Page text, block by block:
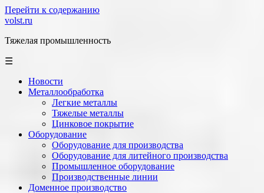
Перейти к содержанию
volst.ru
Тяжелая промышленность
☰
Новости
Металлообработка
Легкие металлы
Тяжелые металлы
Цинковое покрытие
Оборудование
Оборудование для производства
Оборудование для литейного производства
Промышленное оборудование
Производственные линии
Доменное производство